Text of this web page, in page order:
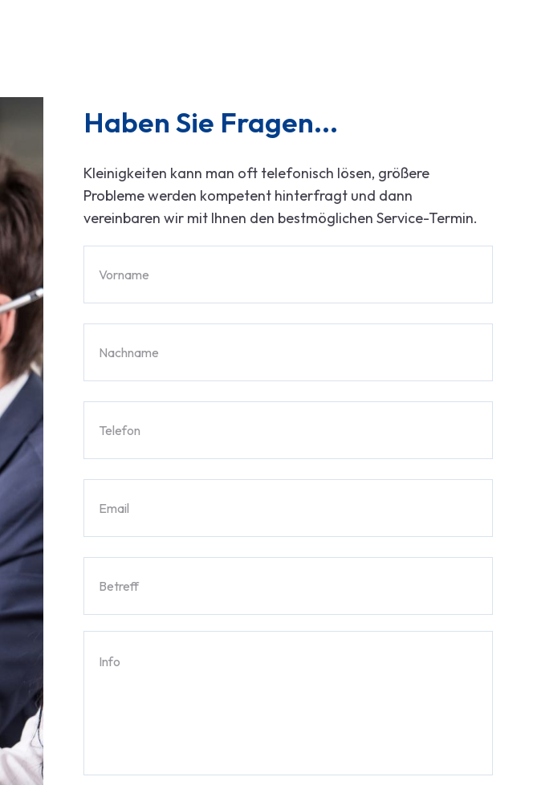
Haben Sie Fragen...
Kleinigkeiten kann man oft telefonisch lösen, größere
Probleme werden kompetent hinterfragt und dann
vereinbaren wir mit Ihnen den bestmöglichen Service-Termin.